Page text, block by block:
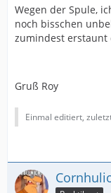
Wegen der Spule,
noch bisschen
zumindest erstaunt
Gruß Roy
Einmal editiert,